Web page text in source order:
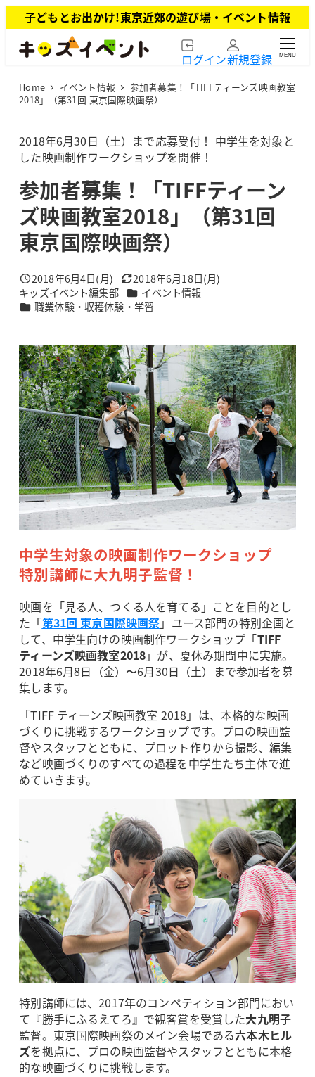
イ
子どもとお出かけ!東京近郊の遊び場・イベント情報
ログイン新規登録 MENU
Home イベント情報
参加者募集！「TIFFティーンズ映画教室
2018」（第31回 東京国際映画祭）
2018年6月30日（土）まで応募受付！ 中学生を対象と
した映画制作ワークショップを開催！
参加者募集！「TIFFティーン
ズ映画教室2018」（第31回
東京国際映画祭）
投稿日
2018年6月4日(月) 更新日
2018年6月18日(月)
著
者
キッズイベント編集部 カテゴリー
イベント情報
カテゴリー
職業体験・収穫体験・学習
中学生対象の映画制作ワークショップ
特別講師に大九明子監督！
映画を「見る人、つくる人を育てる」ことを目的とし
た「第31回 東京国際映画祭」ユース部門の特別企画と
して、中学生向けの映画制作ワークショップ「TIFF
ティーンズ映画教室2018」が、夏休み期間中に実施。
2018年6月8日（金）〜6月30日（土）まで参加者を募
集します。
「TIFF ティーンズ映画教室 2018」は、本格的な映画
づくりに挑戦するワークショップです。プロの映画監
督やスタッフとともに、プロット作りから撮影、編集
など映画づくりのすべての過程を中学生たち主体で進
めていきます。
特別講師には、2017年のコンペティション部門におい
て『勝手にふるえてろ』で観客賞を受賞した大九明子
監督。東京国際映画祭のメイン会場である六本木ヒル
ズを拠点に、プロの映画監督やスタッフとともに本格
的な映画づくりに挑戦します。